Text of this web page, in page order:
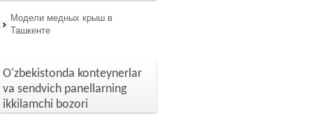
Модели медных крыш в
Ташкенте
O'zbekistonda konteynerlar
va sendvich panellarning
ikkilamchi bozori